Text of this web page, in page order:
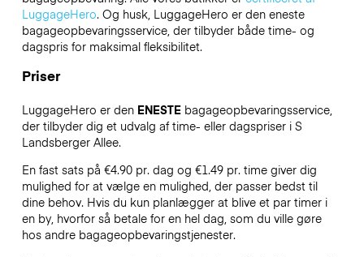
LuggageHero. Og husk, LuggageHero er den eneste
bagageopbevaringsservice, der tilbyder både time- og
dagspris for maksimal fleksibilitet.
Priser
LuggageHero er den ENESTEbagageopbevaringsservice,
der tilbyder dig et udvalg af time- eller dagspriser i S
Landsberger Allee.
En fast sats på €4.90 pr. dag og €1.49 pr. time giver dig
mulighed for at vælge en mulighed, der passer bedst til
dine behov. Hvis du kun planlægger at blive et par timer i
en by, hvorfor så betale for en hel dag, som du ville gøre
hos andre bagageopbevaringstjenester.